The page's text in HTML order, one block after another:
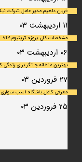
قربان داهیم مدیر عامل شرکت
۱۱ اردیبهشت ۰۳
مشخصات کلی پروژه تریتیوم VIP
۰۶ اردیبهشت ۰۳
بهترین منطقه چیتگر برای
۲۷ فروردین ۰۳
معرفی کامل باشگاه اسب سواری
۲۵ فروردین ۰۳